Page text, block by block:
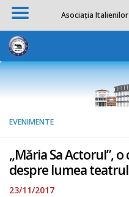
Skip to content
EVENIMENTE
„Măria Sa Actorul”,
despre lumea
23/11/2017
Asociația Italienilor